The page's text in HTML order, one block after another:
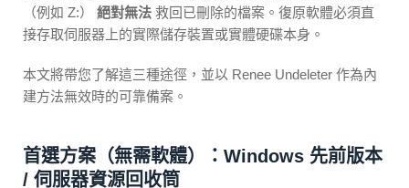
（例如 Z:） 絕對無法 救回已刪除的檔案。復原軟體必須直
接存取伺服器上的實際儲存裝置或實體硬碟本身。
本文將帶您了解這三種途徑，並以 Renee Undeleter 作為內
建方法無效時的可靠備案。
首選方案（無需軟體）：Windows 先前版本
/ 伺服器資源回收筒